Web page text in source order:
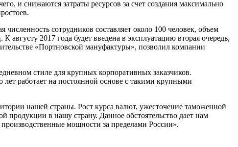
и снижаются затраты ресурсов за счет создания максимально
сотрудников составляет около 100 человек, объем
2017 года будет введена в эксплуатацию вторая очередь,
«Портновской мануфактуры», позволил компании
стиле для крупных корпоративных заказчиков.
работает на постоянной основе с такими крупными
нашей страны. Рост курса валют, ужесточение таможенной
в нашу страну. Данное обстоятельство дает нам
мощности за пределами России».